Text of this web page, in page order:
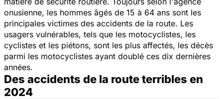
onusienne, les hommes âgés de 15 à 64 ans sont les
principales victimes des accidents de la route. Les
usagers vulnérables, tels que les motocyclistes, les
cyclistes et les piétons, sont les plus affectés, les décès
parmi les motocyclistes ayant doublé ces dix dernières
années.
Des accidents de la route terribles en
2024